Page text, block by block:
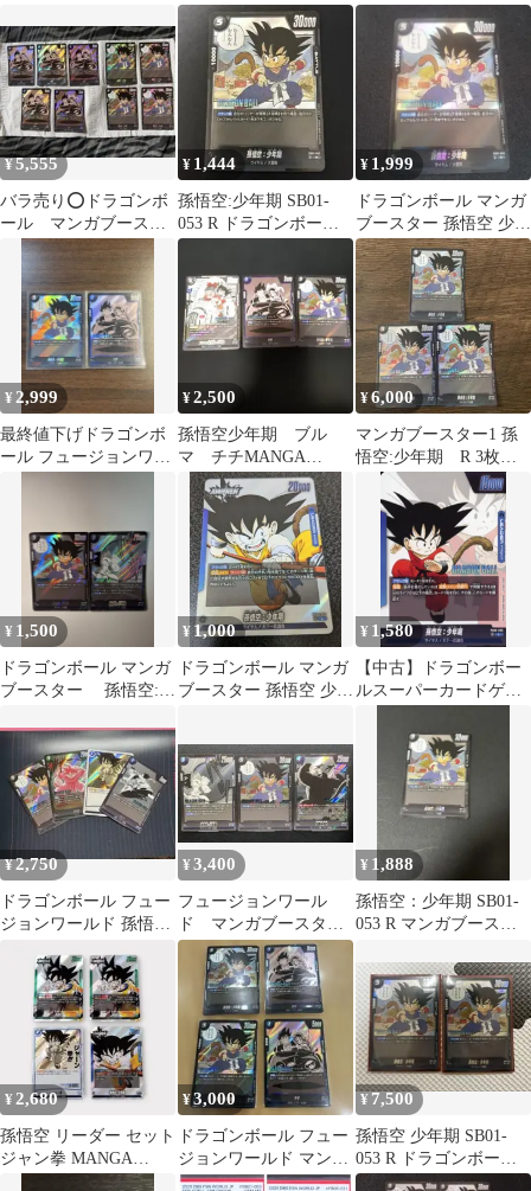
ー
ター 孫悟空：少年期
ブースター 孫悟空 少年
期 2枚
¥5,555
バラ売り⭕️ドラゴンボ
ール マンガブースタ
ー SB01-019 SB01-053
¥ 1,444
孫悟空:少年期 SB01-
053 R ドラゴンボール
マンガブースター
¥ 1,999
ドラゴンボール マンガ
ブースター 孫悟空 少年
期 SB01-053
¥ 2,999
最終値下げドラゴンボ
ール フュージョンワー
¥2,500
孫悟空少年期 ブル
マ チチMANGA
BOOSTER 01 [SB01] セ
ット
¥6,000
マンガブースター1 孫
悟空:少年期 R 3枚セ
ット
¥ 1,500
ドラゴンボール マンガ
ブースター 孫悟空:少
ト
¥1,000
ドラゴンボール マンガ
ブースター 孫悟空 少年
¥ 1,580
【中古】ドラゴンボー
ルスーパーカードゲー
空：少年期(原作イラス
¥2,750
ドラゴンボール フュー
ジョンワールド 孫悟
他3枚
¥3,400
フュージョンワール
ド マンガブースター
01 孫悟空:少年期&大猿
孫悟空
¥ 1,888
孫悟空：少年期 SB01-
053 R マンガブースタ
ド
¥2,680
孫悟空 リーダー セット
ジャン拳 MANGA
BOOSTER DBFW
¥3,000
ドラゴンボール フュー
ジョンワールド マンガ
ブースター 孫悟空
¥7,500
孫悟空 少年期 SB01-
053 R ドラゴンボール
マンガブースター02枚